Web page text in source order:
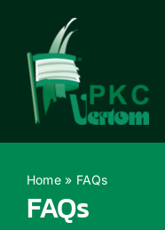
inhoud
Home» FAQs
FAQs